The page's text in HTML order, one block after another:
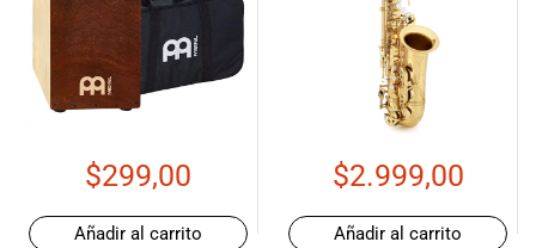
$299,00
Añadir al carrito
$2.999,00
Añadir al carrito